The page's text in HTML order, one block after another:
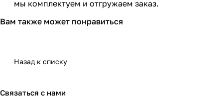
мы комплектуем и отгружаем заказ.​
Вам также может понравиться
Назад к списку
Связаться с нами